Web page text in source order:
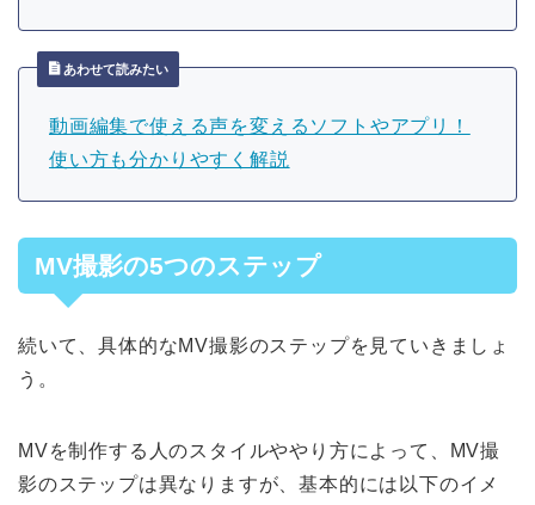
あわせて読みたい
動画編集で使える声を変えるソフトやアプリ！
使い方も分かりやすく解説
MV撮影の5つのステップ
続いて、具体的なMV撮影のステップを見ていきましょ
う。
MVを制作する人のスタイルややり方によって、MV撮
影のステップは異なりますが、基本的には以下のイメ